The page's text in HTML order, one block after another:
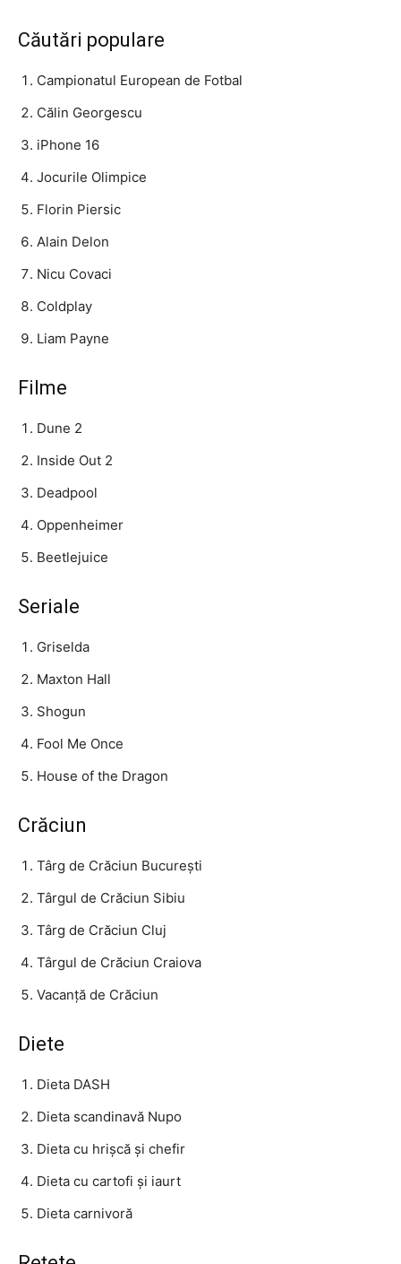
Căutări populare
Campionatul European de Fotbal
Călin Georgescu
iPhone 16
Jocurile Olimpice
Florin Piersic
Alain Delon
Nicu Covaci
Coldplay
Liam Payne
Filme
Dune 2
Inside Out 2
Deadpool
Oppenheimer
Beetlejuice
Seriale
Griselda
Maxton Hall
Shogun
Fool Me Once
House of the Dragon
Crăciun
Târg de Crăciun București
Târgul de Crăciun Sibiu
Târg de Crăciun Cluj
Târgul de Crăciun Craiova
Vacanță de Crăciun
Diete
Dieta DASH
Dieta scandinavă Nupo
Dieta cu hrișcă și chefir
Dieta cu cartofi și iaurt
Dieta carnivoră